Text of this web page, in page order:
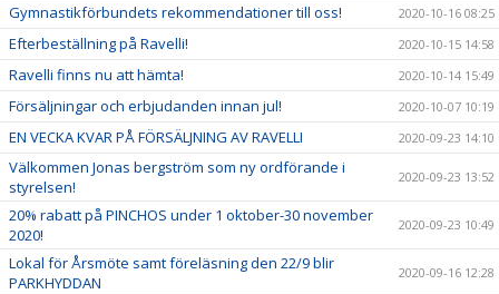
Gymnastikförbundets rekommendationer till oss! 2020-10-16 08:25
Efterbeställning på Ravelli! 2020-10-15 14:58
Ravelli finns nu att hämta! 2020-10-14 15:49
Försäljningar och erbjudanden innan jul! 2020-10-07 10:19
EN VECKA KVAR PÅ FÖRSÄLJNING AV RAVELLI 2020-09-23 14:10
Välkommen Jonas bergström som ny ordförande i
styrelsen!
2020-09-23 13:52
20% rabatt på PINCHOS under 1 oktober-30 november
2020!
2020-09-23 10:49
Lokal för Årsmöte samt föreläsning den 22/9 blir
PARKHYDDAN
2020-09-16 12:28